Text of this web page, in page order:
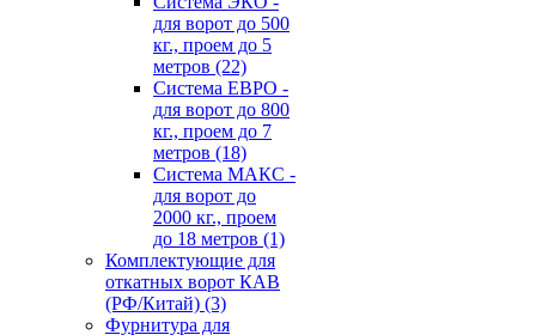
для ворот до 500
кг., проем до 5
метров (22)
Система ЕВРО -
для ворот до 800
кг., проем до 7
метров (18)
Система МАКС -
для ворот до
2000 кг., проем
до 18 метров (1)
Комплектующие для
откатных ворот КАВ
(РФ/Китай) (3)
Фурнитура для